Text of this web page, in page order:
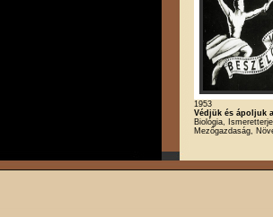
1953
Védjük és ápoljuk
Biológia,
Mezőgazdaság,